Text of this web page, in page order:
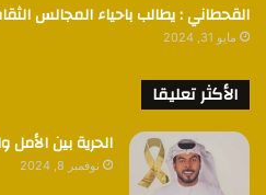
القحطاني : يطالب باحياء المجالس
مايو 31, 2024
الأكثر تعليقا
الحرية بين الأمل
نوفمبر 8, 2024